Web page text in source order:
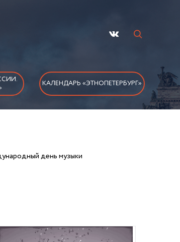
КАЛЕНДАРЬ «ЭТНОПЕТЕРБУРГ»
день музыки